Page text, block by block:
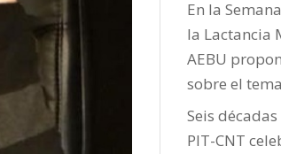
En la
la Lactancia
AEBU
sobre el tema
Seis
PIT-CNT